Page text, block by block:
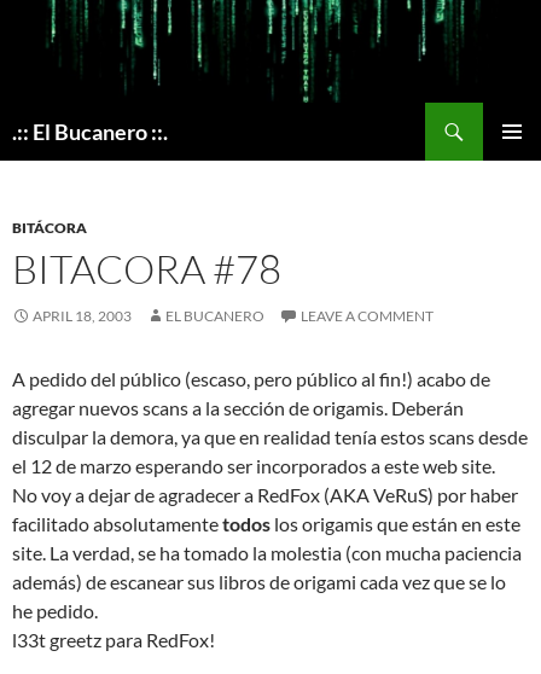
content
.:: El Bucanero ::.
BITÁCORA
BITACORA #78
APRIL 18, 2003 EL BUCANERO LEAVE A COMMENT
A pedido del público (escaso, pero público al fin!) acabo de
agregar nuevos scans a la sección de origamis. Deberán
disculpar la demora, ya que en realidad tenía estos scans desde
el 12 de marzo esperando ser incorporados a este web site.
No voy a dejar de agradecer a RedFox (AKA VeRuS) por haber
facilitado absolutamentetodos los origamis que están en este
site. La verdad, se ha tomado la molestia (con mucha paciencia
además) de escanear sus libros de origami cada vez que se lo
he pedido.
l33t greetz para RedFox!